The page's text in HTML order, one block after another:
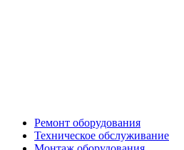
Ремонт оборудования
Техническое обслуживание